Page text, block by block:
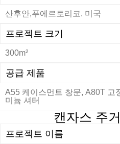
산후안,푸에르토리코. 미국
프로젝트 크기
300m²
공급 제품
A55 케이스먼트 창문, A80T 고
미늄 셔터
캔자스 주
프로젝트 이름